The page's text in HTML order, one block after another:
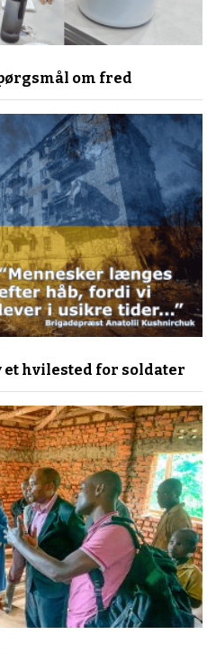
om fred
et hvilested for soldater